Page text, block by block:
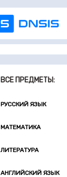
ВСЕ ПРЕДМЕТЫ:
РУССКИЙ ЯЗЫК
МАТЕМАТИКА
ЛИТЕРАТУРА
АНГЛИЙСКИЙ ЯЗЫК